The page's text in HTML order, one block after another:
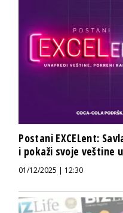
Postani EXCELent:
i pokaži svoje veštine
01/12/2025 | 12:30